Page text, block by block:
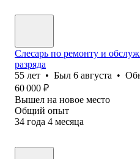
Слесарь по ремонту и
разряда
55 лет • Был 6 августа •
60 000 ₽
Вышел на новое место
Общий опыт
34 года 4 месяца